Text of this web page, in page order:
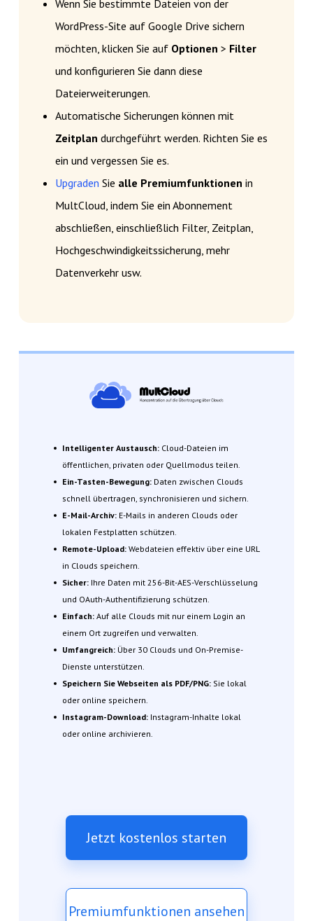
Wenn Sie bestimmte Dateien von der
WordPress-Site auf Google Drive sichern
möchten, klicken Sie auf Optionen > Filter
und konfigurieren Sie dann diese
Dateierweiterungen.
Automatische Sicherungen können mit
Zeitplan durchgeführt werden. Richten Sie es
ein und vergessen Sie es.
Upgraden Sie alle Premiumfunktionen in
MultCloud, indem Sie ein Abonnement
abschließen, einschließlich Filter, Zeitplan,
Hochgeschwindigkeitssicherung, mehr
Datenverkehr usw.
Intelligenter Austausch: Cloud-Dateien im
öffentlichen, privaten oder Quellmodus teilen.
Ein-Tasten-Bewegung: Daten zwischen Clouds
schnell übertragen, synchronisieren und sichern.
E-Mail-Archiv: E-Mails in anderen Clouds oder
lokalen Festplatten schützen.
Remote-Upload: Webdateien effektiv über eine URL
in Clouds speichern.
Sicher: Ihre Daten mit 256-Bit-AES-Verschlüsselung
und OAuth-Authentifizierung schützen.
Einfach: Auf alle Clouds mit nur einem Login an
einem Ort zugreifen und verwalten.
Umfangreich: Über 30 Clouds und On-Premise-
Dienste unterstützen.
Speichern Sie Webseiten als PDF/PNG: Sie lokal
oder online speichern.
Instagram-Download:Instagram-Inhalte lokal
oder online archivieren.
Jetzt kostenlos starten
Premiumfunktionen ansehen